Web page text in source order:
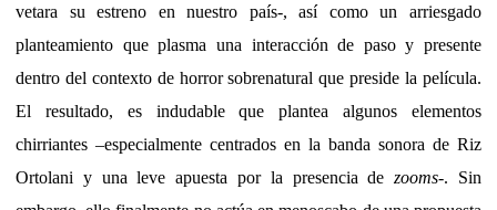
vetara su estreno en nuestro país-, así como un arriesgado
planteamiento que plasma una interacción de paso y presente
dentro del contexto de horror sobrenatural que preside la película.
El resultado, es indudable que plantea algunos elementos
chirriantes –especialmente centrados en la banda sonora de Riz
Ortolani y una leve apuesta por la presencia dezooms-. Sin